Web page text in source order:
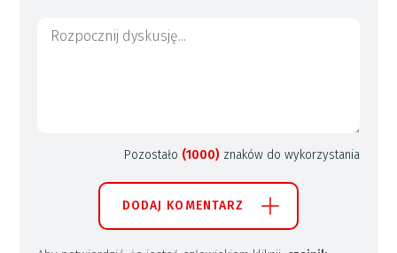
Pozostało (1000) znaków do wykorzystania
DODAJ KOMENTARZ